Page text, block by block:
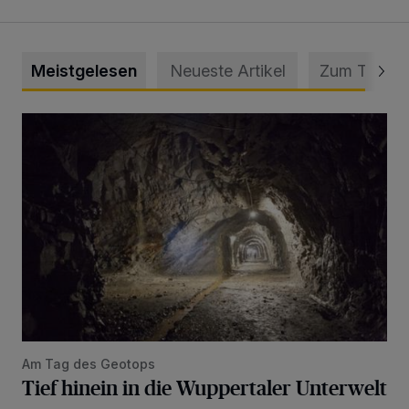
Meistgelesen Neueste Artikel Zum Thema
Am Tag des Geotops
Tief hinein in die Wuppertaler Unterwelt